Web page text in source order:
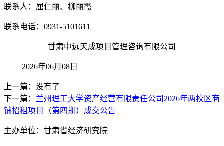
联系人：屈仁丽、 柳丽霞
联系电话： 0931-5101611
甘肃中远天成项目管理咨询有限公司
2026年06月 08 日
上一篇：没有了
下一篇： 兰州理工大学资产经营有限责任公司2026年两校区商
铺招租项目（第四期）成交公告
主办单位：甘肃省经济研究院